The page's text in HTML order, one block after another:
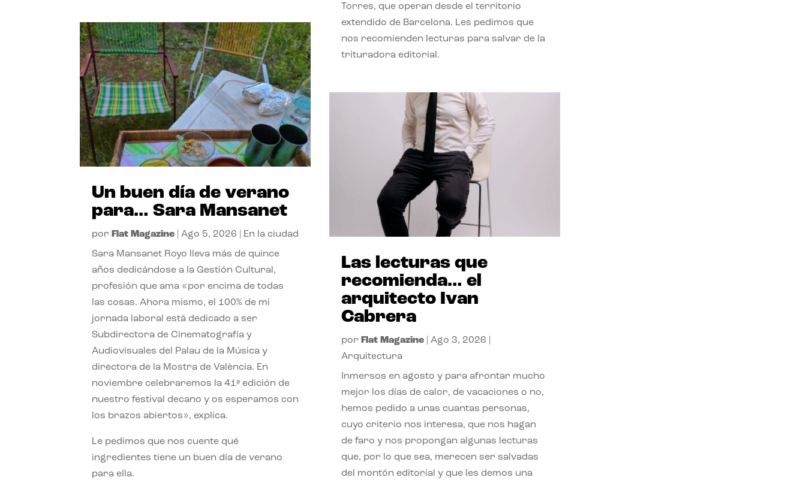
Un buen día de verano
para… Sara Mansanet
por Flat Magazine |Ago 5, 2026 En la ciudad
Sara Mansanet Royo lleva más de quince
años dedicándose a la Gestión Cultural,
profesión que ama «por encima de todas
las cosas. Ahora mismo, el 100% de mi
jornada laboral está dedicado a ser
Subdirectora de Cinematografía y
Audiovisuales del Palau de la Música y
directora de la Mostra de València. En
noviembre celebraremos la 41ª edición de
nuestro festival decano y os esperamos con
los brazos abiertos», explica.
Le pedimos que nos cuente qué
ingredientes tiene un buen día de verano
para ella.
Torres, que operan desde el territorio
extendido de Barcelona. Les pedimos que
nos recomienden lecturas para salvar de la
trituradora editorial.
Las lecturas que
recomienda… el
arquitecto Ivan
Cabrera
por Flat Magazine| Ago 3, 2026
Arquitectura
Inmersos en agosto y para afrontar mucho
mejor los días de calor, de vacaciones o no,
hemos pedido a unas cuantas personas,
cuyo criterio nos interesa, que nos hagan
de faro y nos propongan algunas lecturas
que, por lo que sea, merecen ser salvadas
del montón editorial y que les demos una